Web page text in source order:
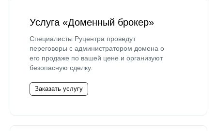
Услуга «Доменный брокер»
Специалисты Руцентра проведут
переговоры с администратором домена о
его продаже по вашей цене и организуют
безопасную сделку.
Заказать услугу